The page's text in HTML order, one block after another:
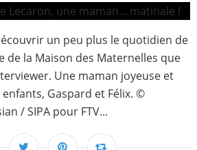
un peu plus le quotidien de
de la Maison des Maternelles que
Une maman joyeuse et
Gaspard et Félix. ©
/ SIPA pour FTV...